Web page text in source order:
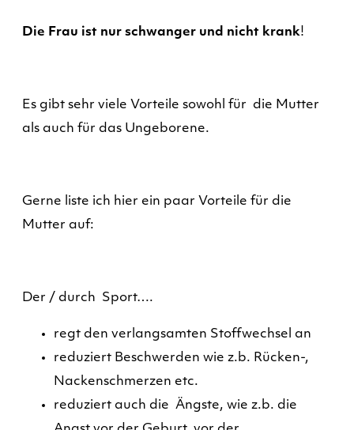
Die Frau ist nur schwanger und nicht krank!
Es gibt sehr viele Vorteile sowohl für die Mutter
als auch für das Ungeborene.
Gerne liste ich hier ein paar Vorteile für die
Mutter auf:
Der / durch Sport….
regt den verlangsamten Stoffwechsel an
reduziert Beschwerden wie z.b. Rücken-,
Nackenschmerzen etc.
reduziert auch die Ängste, wie z.b. die